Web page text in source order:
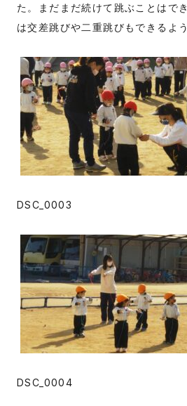
た。まだまだ続けて跳ぶことはで
は交差跳びや二重跳びもできるよ
DSC_0003
DSC_0004